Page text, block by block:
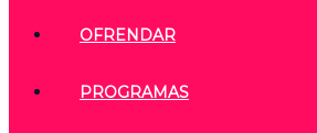
OFRENDAR
PROGRAMAS